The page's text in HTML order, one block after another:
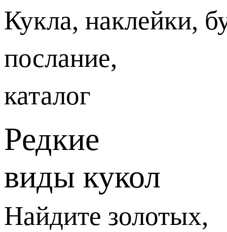
Кукла, наклейки,
послание,
каталог
Редкие
виды кукол
Найдите золотых,